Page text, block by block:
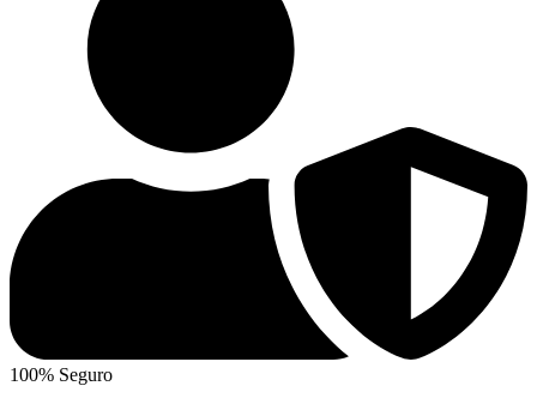
100% Seguro